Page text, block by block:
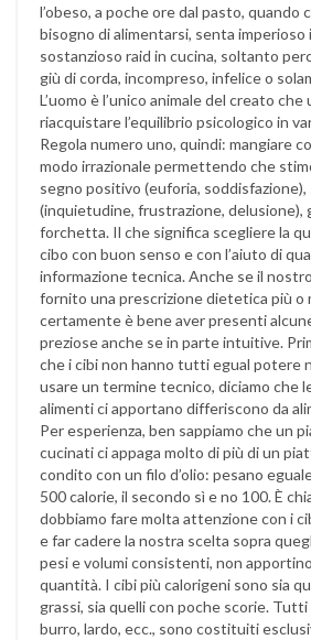
l’obeso, a poche ore dal pasto, quando
bisogno di alimentarsi, senta imperioso
sostanzioso raid in cucina, soltanto
giù di corda, incompreso, infelice o
L’uomo è l’unico animale del creato
riacquistare l’equilibrio psicologico in
Regola numero uno, quindi: mangiare
modo irrazionale permettendo che
segno positivo (euforia,
(inquietudine, frustrazione, delusione),
forchetta. Il che significa scegliere la
cibo con buon senso e con l’aiuto di
informazione tecnica. Anche se il
fornito una prescrizione dietetica più o
certamente è bene aver presenti
preziose anche se in parte intuitive.
che i cibi non hanno tutti egual potere
usare un termine tecnico, diciamo che
alimenti ci apportano differiscono da
Per esperienza, ben sappiamo che un
cucinati ci appaga molto di più di un
condito con un filo d’olio: pesano
500 calorie, il secondo sì e no 100. È
dobbiamo fare molta attenzione con i
e far cadere la nostra scelta sopra
pesi e volumi consistenti, non
quantità. I cibi più calorigeni sono sia
grassi, sia quelli con poche scorie.
burro, lardo, ecc., sono costituiti